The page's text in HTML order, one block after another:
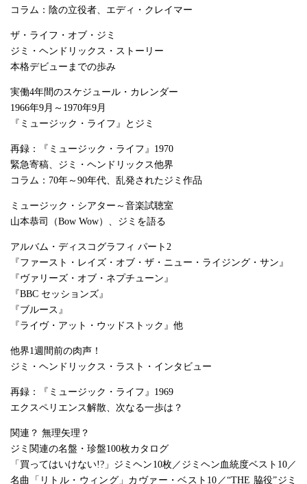
コラム：陰の立役者、エディ・クレイマー
ザ・ライフ・オブ・ジミ
ジミ・ヘンドリックス・ストーリー
本格デビューまでの歩み
実働4年間のスケジュール・カレンダー
1966年9月～1970年9月
『ミュージック・ライフ』とジミ
再録：『ミュージック・ライフ』1970
緊急寄稿、ジミ・ヘンドリックス他界
コラム：70年～90年代、乱発されたジミ作品
ミュージック・シアター～音楽試聴室
山本恭司（Bow Wow）、ジミを語る
アルバム・ディスコグラフィ パート2
『ファースト・レイズ・オブ・ザ・ニュー・ライジング・サン』
『ヴァリーズ・オブ・ネプチューン』
『BBC セッションズ』
『ブルース』
『ライヴ・アット・ウッドストック』他
他界1週間前の肉声！
ジミ・ヘンドリックス・ラスト・インタビュー
再録：『ミュージック・ライフ』1969
エクスペリエンス解散、次なる一歩は？
関連？ 無理矢理？
ジミ関連の名盤・珍盤100枚カタログ
「買ってはいけない!?」ジミヘン10枚／ジミヘン血統度ベスト10／
名曲「リトル・ウィング」カヴァー・ベスト10／“THE 脇役”ジミ